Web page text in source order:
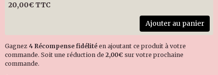
20,00€ TTC
Ajouter au panier
Gagnez 4 Récompense fidélité en ajoutant ce produit à votre
commande. Soit une réduction de 2,00€ sur votre prochaine
commande.